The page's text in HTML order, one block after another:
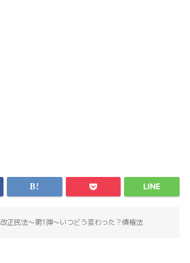
改正民法～第1弾～いつどう変わった？債権法